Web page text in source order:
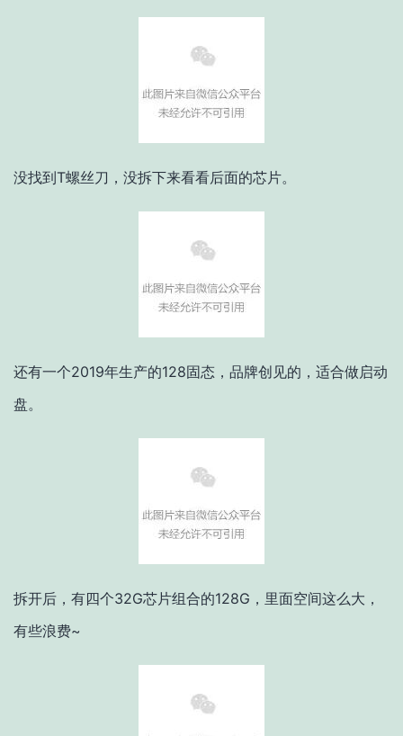
没找到T螺丝刀，没拆下来看看后面的芯片。
还有一个2019年生产的128固态，品牌创见的，适合做启动
盘。
拆开后，有四个32G芯片组合的128G，里面空间这么大，
有些浪费~